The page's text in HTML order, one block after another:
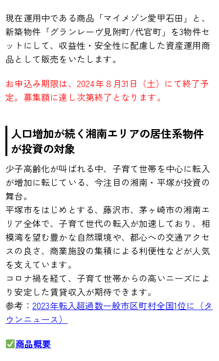
現在運用中である商品「マイメゾン愛甲石田」と、
新築物件「グランレーヴ見附町/代官町」を3物件セ
ットにして、収益性・安全性に配慮した資産運用商
品として販売をいたします。
お申込み期限は、2024年８月31日（土）にて終了予
定。募集額に達し次第終了となります。
人口増加が続く湘南エリアの居住系物件
が投資の対象
少子高齢化が叫ばれる中、子育て世帯を中心に転入
が増加に転じている、今注目の湘南・平塚が投資の
舞台。
平塚市をはじめとする、藤沢市、茅ヶ崎市の湘南エ
リア全体で、子育て世代の転入が加速しており、相
模湾を望む豊かな自然環境や、都心への交通アクセ
スの良さ、商業施設の集積による利便性などが人気
を支えています。
コロナ禍を経て、子育て世帯からの高いニーズによ
り安定した賃貸収入が期待できます。
参考： 2023年転入超過数一般市区町村全国1位に（タ
ウンニュース）
商品概要